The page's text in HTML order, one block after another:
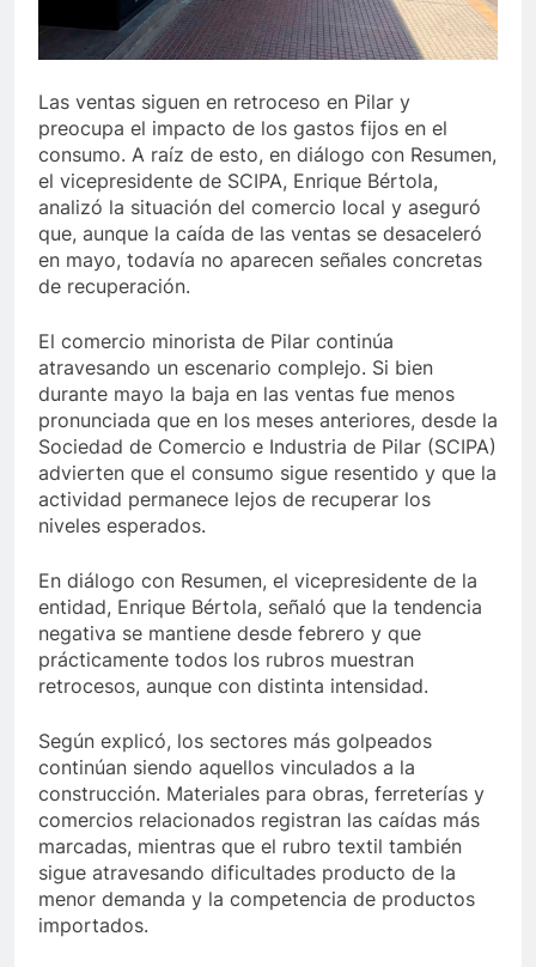
Las ventas siguen en retroceso en Pilar y
preocupa el impacto de los gastos fijos en el
consumo. A raíz de esto, en diálogo con Resumen,
el vicepresidente de SCIPA, Enrique Bértola,
analizó la situación del comercio local y aseguró
que, aunque la caída de las ventas se desaceleró
en mayo, todavía no aparecen señales concretas
de recuperación.
El comercio minorista de Pilar continúa
atravesando un escenario complejo. Si bien
durante mayo la baja en las ventas fue menos
pronunciada que en los meses anteriores, desde la
Sociedad de Comercio e Industria de Pilar (SCIPA)
advierten que el consumo sigue resentido y que la
actividad permanece lejos de recuperar los
niveles esperados.
En diálogo con Resumen, el vicepresidente de la
entidad, Enrique Bértola, señaló que la tendencia
negativa se mantiene desde febrero y que
prácticamente todos los rubros muestran
retrocesos, aunque con distinta intensidad.
Según explicó, los sectores más golpeados
continúan siendo aquellos vinculados a la
construcción. Materiales para obras, ferreterías y
comercios relacionados registran las caídas más
marcadas, mientras que el rubro textil también
sigue atravesando dificultades producto de la
menor demanda y la competencia de productos
importados.